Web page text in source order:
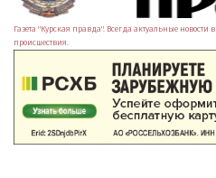
Газета "Курская правда". Всегда актуальные новости
происшествия.